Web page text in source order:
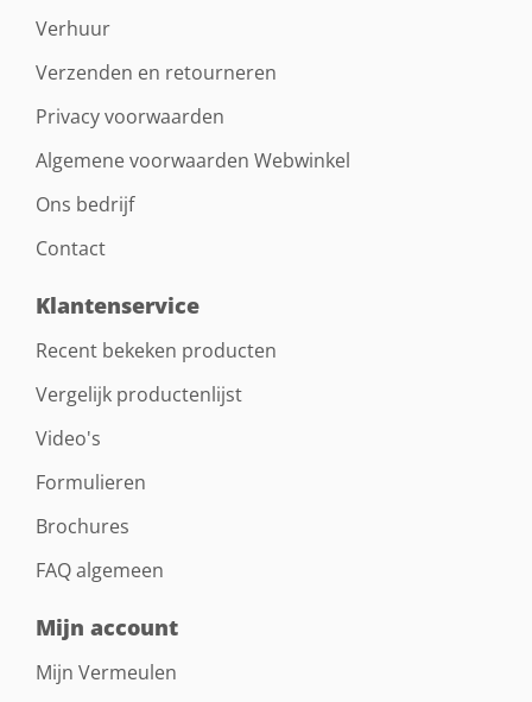
Verhuur
Verzenden en retourneren
Privacy voorwaarden
Algemene voorwaarden Webwinkel
Ons bedrijf
Contact
Klantenservice
Recent bekeken producten
Vergelijk productenlijst
Video's
Formulieren
Brochures
FAQ algemeen
Mijn account
Mijn Vermeulen